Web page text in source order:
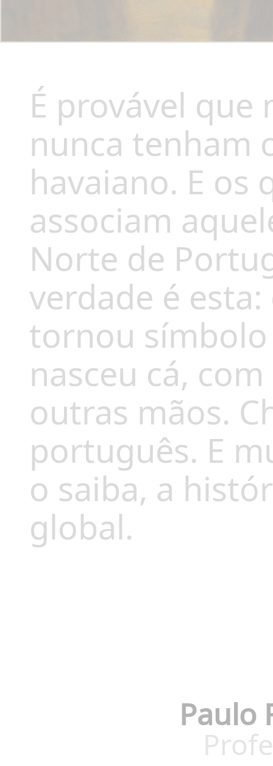
É provável
nunca tenham
havaiano. E
associam
Norte de
verdade é
tornou
nasceu cá,
outras mãos.
português. E
o saiba, a
global.
Paulo